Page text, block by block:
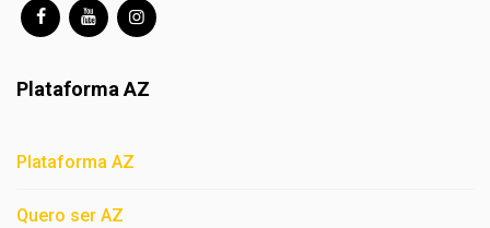
Plataforma AZ
Plataforma AZ
Quero ser AZ